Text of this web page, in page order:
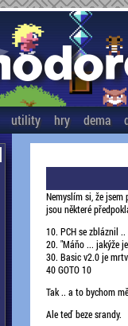
utility hry dema
Nemyslím si, že
jsou některé
10. PCH se zbláznil
20. "Máňo ... jakýže
30. Basic v2.0 je
40 GOTO 10
Tak .. a to bychom
Ale teď beze srandy.